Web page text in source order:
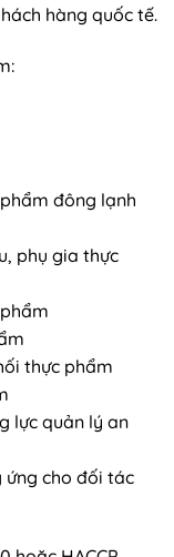
hàng quốc tế.
đông lạnh
phụ gia thực
thực phẩm
lực quản lý an
ứng cho đối tác